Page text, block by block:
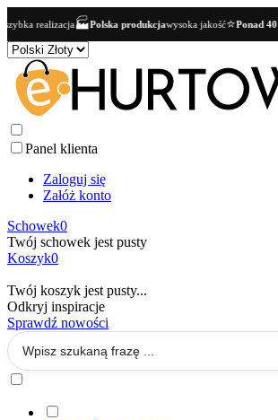
🏭Polska produkcjawysoka jakość⭐Ponad 40 000 produktów
Panel klienta
Zaloguj się
Załóż konto
Schowek0
Twój schowek jest pusty
Koszyk0
Twój koszyk jest pusty...
Odkryj inspiracje
Sprawdź nowości